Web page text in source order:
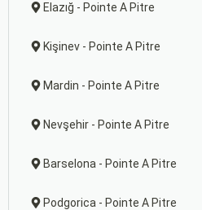
Elazığ - Pointe A Pitre
Kişinev - Pointe A Pitre
Mardin - Pointe A Pitre
Nevşehir - Pointe A Pitre
Barselona - Pointe A Pitre
Podgorica - Pointe A Pitre